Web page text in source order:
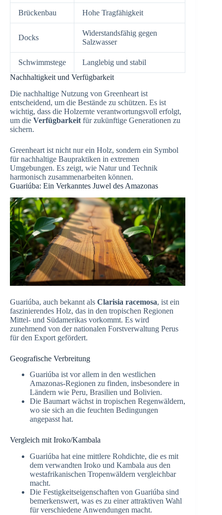
Brückenbau Hohe Tragfähigkeit
Docks
Widerstandsfähig gegen
Salzwasser
Schwimmstege
Langlebig und stabil
Nachhaltigkeit und Verfügbarkeit
Die nachhaltige Nutzung von Greenheart ist
entscheidend, um die Bestände zu schützen. Es ist
wichtig, dass die Holzernte verantwortungsvoll erfolgt,
um die Verfügbarkeit für zukünftige Generationen zu
sichern.
Greenheart ist nicht nur ein Holz, sondern ein Symbol
für nachhaltige Baupraktiken in extremen
Umgebungen. Es zeigt, wie Natur und Technik
harmonisch zusammenarbeiten können.
Guariúba: Ein Verkanntes Juwel des Amazonas
Guariúba, auch bekannt als Clarisia racemosa, ist ein
faszinierendes Holz, das in den tropischen Regionen
Mittel- und Südamerikas vorkommt. Es wird
zunehmend von der nationalen Forstverwaltung Perus
für den Export gefördert.
Geografische Verbreitung
Guariúba ist vor allem in den westlichen
Amazonas-Regionen zu finden, insbesondere in
Ländern wie Peru, Brasilien und Bolivien.
Die Baumart wächst in tropischen Regenwäldern,
wo sie sich an die feuchten Bedingungen
angepasst hat.
Vergleich mit Iroko/Kambala
Guariúba hat eine mittlere Rohdichte, die es mit
dem verwandten Iroko und Kambala aus den
westafrikanischen Tropenwäldern vergleichbar
macht.
Die Festigkeitseigenschaften von Guariúba sind
bemerkenswert, was es zu einer attraktiven Wahl
für verschiedene Anwendungen macht.